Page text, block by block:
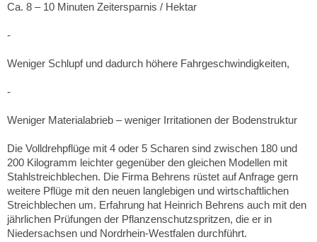
Ca. 8 – 10 Minuten Zeitersparnis / Hektar
-
Weniger Schlupf und dadurch höhere Fahrgeschwindigkeiten,
-
Weniger Materialabrieb – weniger Irritationen der Bodenstruktur
Die Volldrehpflüge mit 4 oder 5 Scharen sind zwischen 180 und
200 Kilogramm leichter gegenüber den gleichen Modellen mit
Stahlstreichblechen. Die Firma Behrens rüstet auf Anfrage gern
weitere Pflüge mit den neuen langlebigen und wirtschaftlichen
Streichblechen um. Erfahrung hat Heinrich Behrens auch mit den
jährlichen Prüfungen der Pflanzenschutzspritzen, die er in
Niedersachsen und Nordrhein-Westfalen durchführt.